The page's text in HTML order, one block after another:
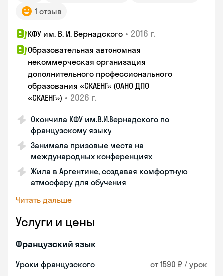
1 отзыв
КФУ им. В. И. Вернадского • 2016 г.
Образовательная автономная
некоммерческая организация
дополнительного профессионального
образования «СКАЕНГ» (ОАНО ДПО
«СКАЕНГ») • 2026 г.
Окончила КФУ им.В.И.Вернадского по
французскому языку
Занимала призовые места на
международных конференциях
Жила в Аргентине, создавая комфортную
атмосферу для обучения
Читать дальше
Услуги и цены
Французский язык
Уроки французского от 1590 ₽ / урок